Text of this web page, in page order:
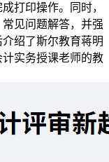
打印操作。同时，
见问题解答，并强
绍了斯尔教育蒋明
实务授课老师的教